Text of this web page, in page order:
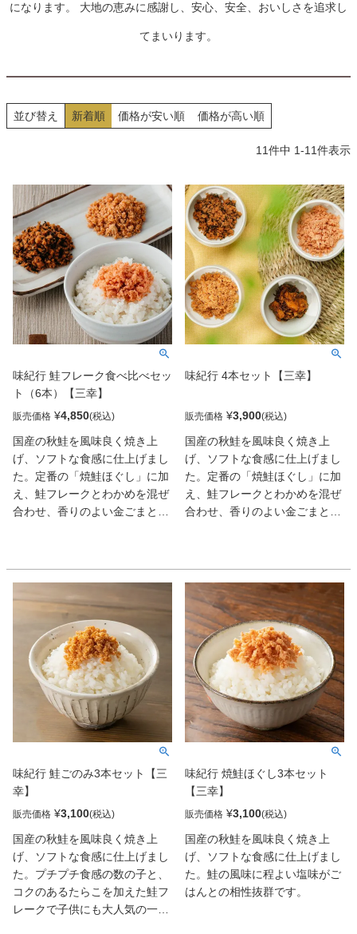
になります。 大地の恵みに感謝し、安心、安全、おいしさを追求し
てまいります。
並び替え 新着順 価格が安い順 価格が高い順
11件中 1-11件表示
味紀行 鮭フレーク食べ比べセッ
ト（6本）【三幸】
販売価格 ¥4,850
国産の秋鮭を風味良く焼き上
げ、ソフトな食感に仕上げまし
た。定番の「焼鮭ほぐし」に加
え、鮭フレークとわかめを混ぜ
合わせ、香りのよい金ごまとと
のあるたらこを加えた「鮭ごの
み」の食べ比べセット。
味紀行 4本セット【三幸】
販売価格 ¥3,900
国産の秋鮭を風味良く焼き上
げ、ソフトな食感に仕上げまし
た。定番の「焼鮭ほぐし」に加
え、鮭フレークとわかめを混ぜ
合わせ、香りのよい金ごまとと
のあるたらこを加えた「鮭ごの
み」の食べ比べセットに旨味と
コクのある「まだらの卵」を厳
選し、昆布と共に上品な甘さの
うま煮に仕上げた「たらこしぐ
れ」を加えた、最強のごはんの
お供の詰合せ。
味紀行 鮭ごのみ3本セット【三
幸】
販売価格 ¥3,100
国産の秋鮭を風味良く焼き上
げ、ソフトな食感に仕上げまし
た。プチプチ食感の数の子と、
コクのあるたらこを加えた鮭フ
レークで子供にも大人気の一品
味紀行 焼鮭ほぐし3本セット
【三幸】
販売価格 ¥3,100
国産の秋鮭を風味良く焼き上
げ、ソフトな食感に仕上げまし
た。鮭の風味に程よい塩味がご
はんとの相性抜群です。